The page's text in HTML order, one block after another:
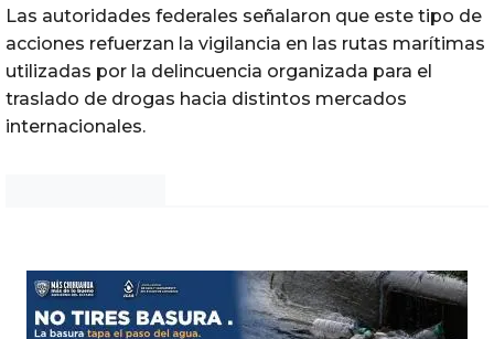
Las autoridades federales señalaron que este tipo de
acciones refuerzan la vigilancia en las rutas marítimas
utilizadas por la delincuencia organizada para el
traslado de drogas hacia distintos mercados
internacionales.